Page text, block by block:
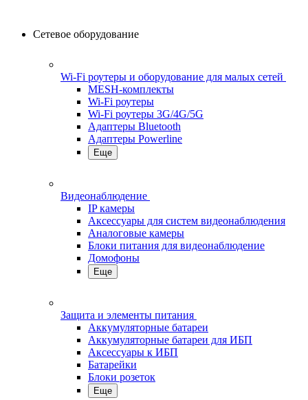
Сетевое оборудование
Wi-Fi роутеры и оборудование для малых сетей
MESH-комплекты
Wi-Fi роутеры
Wi-Fi роутеры 3G/4G/5G
Адаптеры Bluetooth
Адаптеры Powerline
Еще
Видеонаблюдение
IP камеры
Аксессуары для систем видеонаблюдения
Аналоговые камеры
Блоки питания для видеонаблюдение
Домофоны
Еще
Защита и элементы питания
Аккумуляторные батареи
Аккумуляторные батареи для ИБП
Аксессуары к ИБП
Батарейки
Блоки розеток
Еще